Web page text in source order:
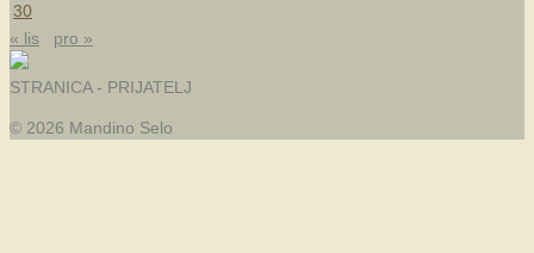
30
« lis
pro »
STRANICA - PRIJATELJ
© 2026 Mandino Selo